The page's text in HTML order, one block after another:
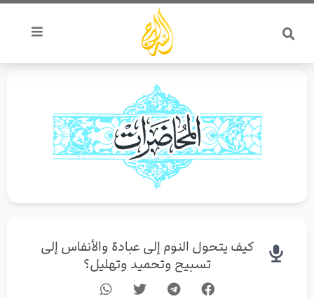
تخطي
المحتوى
كيف يتحول النوم إلى عبادة والأنفاس إلى
تسبيح وتحميد وتهليل؟